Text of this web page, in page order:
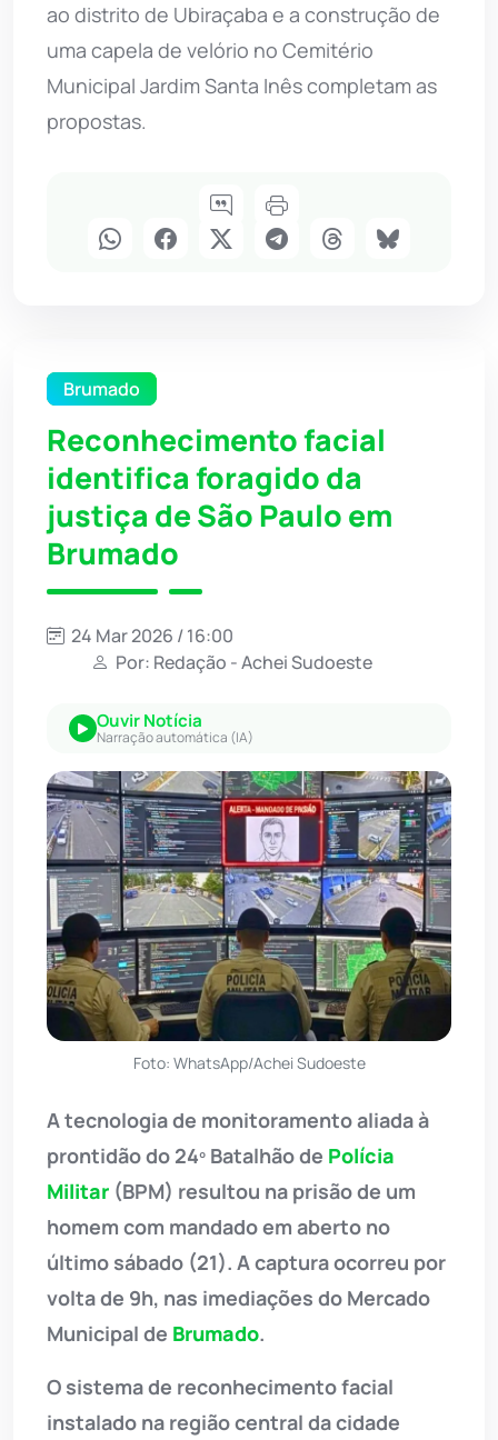
ao distrito de Ubiraçaba e a construção de
uma capela de velório no Cemitério
Municipal Jardim Santa Inês completam as
propostas.
Brumado
Reconhecimento facial
identifica foragido da
justiça de São Paulo em
Brumado
24 Mar 2026 / 16:00
Por: Redação - Achei Sudoeste
Ouvir Notícia
Narração automática (IA)
Foto: WhatsApp/Achei Sudoeste
A tecnologia de monitoramento aliada à
prontidão do 24º Batalhão de Polícia
Militar (BPM) resultou na prisão de um
homem com mandado em aberto no
último sábado (21). A captura ocorreu por
volta de 9h, nas imediações do Mercado
Municipal de Brumado.
O sistema de reconhecimento facial
instalado na região central da cidade